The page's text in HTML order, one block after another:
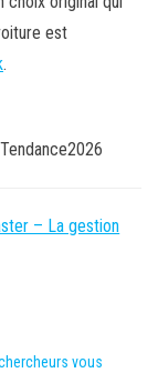
est
.
– La gestion
vous